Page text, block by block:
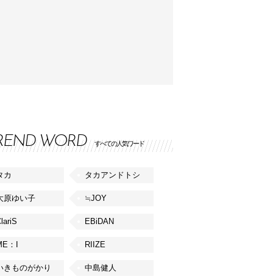
WORD すべての人気ワード
カ タカアンドトシ
原ゆい子 ≒JOY
EBiDAN
：I RIIZE
きものがかり 中島健人